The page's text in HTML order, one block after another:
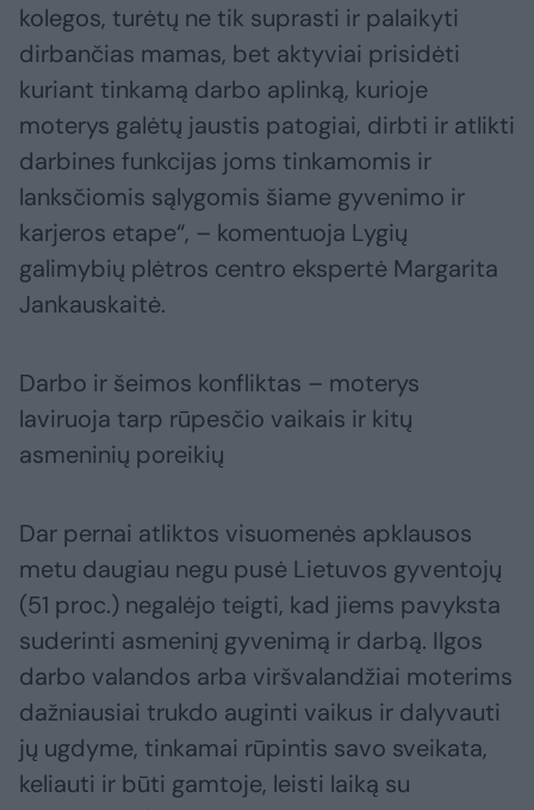
kolegos, turėtų ne tik suprasti ir palaikyti
dirbančias mamas, bet aktyviai prisidėti
kuriant tinkamą darbo aplinką, kurioje
moterys galėtų jaustis patogiai, dirbti ir atlikti
darbines funkcijas joms tinkamomis ir
lanksčiomis sąlygomis šiame gyvenimo ir
karjeros etape“, – komentuoja Lygių
galimybių plėtros centro ekspertė Margarita
Jankauskaitė.
Darbo ir šeimos konfliktas – moterys
laviruoja tarp rūpesčio vaikais ir kitų
asmeninių poreikių
Dar pernai atliktos visuomenės apklausos
metu daugiau negu pusė Lietuvos gyventojų
(51 proc.) negalėjo teigti, kad jiems pavyksta
suderinti asmeninį gyvenimą ir darbą. Ilgos
darbo valandos arba viršvalandžiai moterims
dažniausiai trukdo auginti vaikus ir dalyvauti
jų ugdyme, tinkamai rūpintis savo sveikata,
keliauti ir būti gamtoje, leisti laiką su